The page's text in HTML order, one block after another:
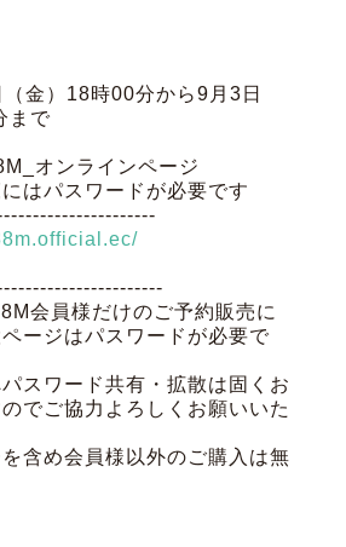
金）18時00分から9月3日
まで
オンラインページ
はパスワードが必要です
会員様だけのご予約販売に
ージはパスワードが必要で
スワード共有・拡散は固くお
でご協力よろしくお願いいた
を含め会員様以外のご購入は無